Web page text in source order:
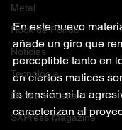
Metal
Rock de Fondo
Noticias
Tecnología
De ida y vuelta
SXPress Magazine
En este nuevo
añade un giro que
perceptible tanto en
en ciertos matices
la tensión ni la
caracterizan al